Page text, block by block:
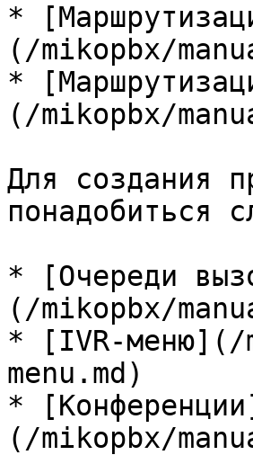
*
(/mikopbx/
*
(/mikopbx/
Для создания
понадобиться
* [Очереди
(/mikopbx/
* [IVR-меню](/
menu.md)
*
(/mikopbx/